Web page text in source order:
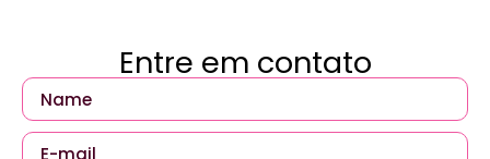
Entre em contato